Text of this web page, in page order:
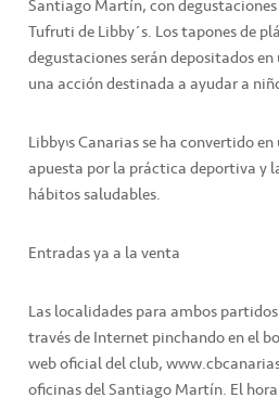
Santiago Martín, con degustaciones
Tufruti de Libby´s. Los tapones de
degustaciones serán depositados
una acción destinada a ayudar a
Libby’s Canarias se ha convertido
apuesta por la práctica deportiva y
hábitos saludables.
Entradas ya a la venta
Las localidades para ambos
través de Internet pinchando en el
web oficial del club,
oficinas del Santiago Martín. El